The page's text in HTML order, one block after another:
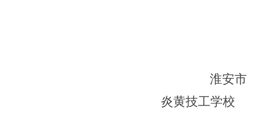
淮安市
炎黄技工学校